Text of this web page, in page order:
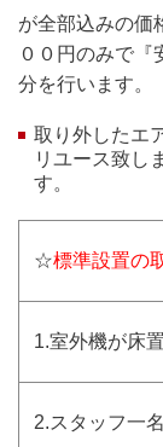
が全部込みの価
００円のみで『
分を行います。
取り外したエ
リユース致し
す。
☆標準設置の
1.室外機が床
2.スタッフ一